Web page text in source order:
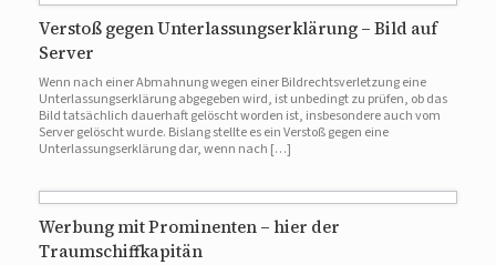
Verstoß gegen Unterlassungserklärung – Bild auf
Server
Wenn nach einer Abmahnung wegen einer Bildrechtsverletzung eine
Unterlassungserklärung abgegeben wird, ist unbedingt zu prüfen, ob das
Bild tatsächlich dauerhaft gelöscht worden ist, insbesondere auch vom
Server gelöscht wurde. Bislang stellte es ein Verstoß gegen eine
Unterlassungserklärung dar, wenn nach […]
Werbung mit Prominenten – hier der
Traumschiffkapitän